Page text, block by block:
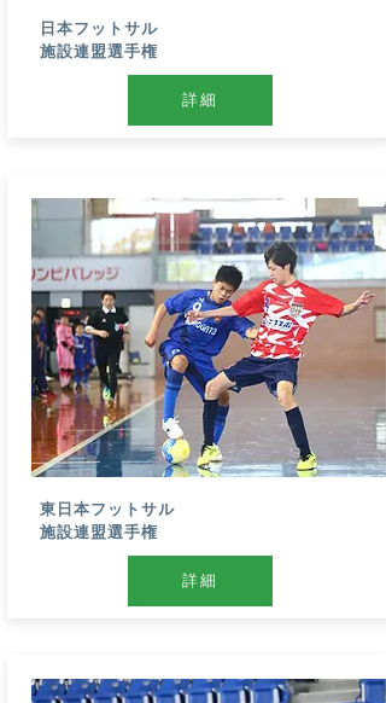
​日本フットサル
施設連盟選手権
詳細
​東日本フットサル
施設連盟選手権
詳細